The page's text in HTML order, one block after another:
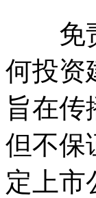
免责
何投资
旨在
但不保
定上市